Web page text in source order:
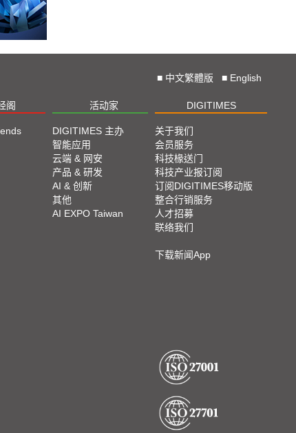
■ 中文繁體版 ■ English
阁 活动家 DIGITIMES
DIGITIMES 主办
智能应用
云端 & 网安
产品 & 研发
AI & 创新
其他
AI EXPO Taiwan
关于我们
会员服务
科技椽送门
科技产业报订阅
订阅DIGITIMES移动版
整合行销服务
人才招募
联络我们
下载新闻App